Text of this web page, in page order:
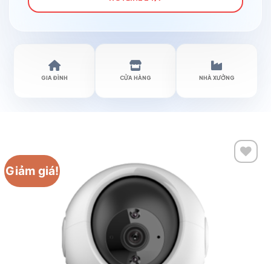
GIA ĐÌNH CỬA HÀNG NHÀ XƯỞNG
Giảm giá!